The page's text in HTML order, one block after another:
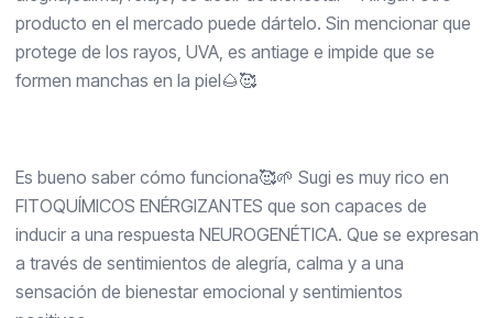
producto en el mercado puede dártelo. Sin mencionar que
protege de los rayos, UVA, es antiage e impide que se
formen manchas en la piel🌰🥰
Es bueno saber cómo funciona🥰🌱 Sugi es muy rico en
FITOQUÍMICOS ENÉRGIZANTES que son capaces de
inducir a una respuesta NEUROGENÉTICA. Que se expresan
a través de sentimientos de alegría, calma y a una
sensación de bienestar emocional y sentimientos